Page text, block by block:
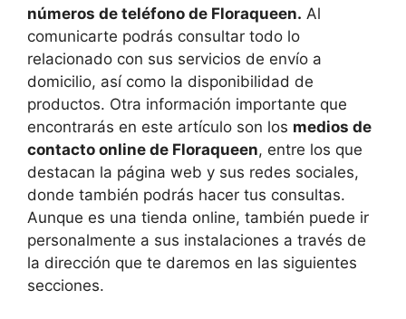
números de teléfono de Floraqueen. Al
comunicarte podrás consultar todo lo
relacionado con sus servicios de envío a
domicilio, así como la disponibilidad de
productos. Otra información importante que
encontrarás en este artículo son los medios de
contacto online de Floraqueen, entre los que
destacan la página web y sus redes sociales,
donde también podrás hacer tus consultas.
Aunque es una tienda online, también puede ir
personalmente a sus instalaciones a través de
la dirección que te daremos en las siguientes
secciones.